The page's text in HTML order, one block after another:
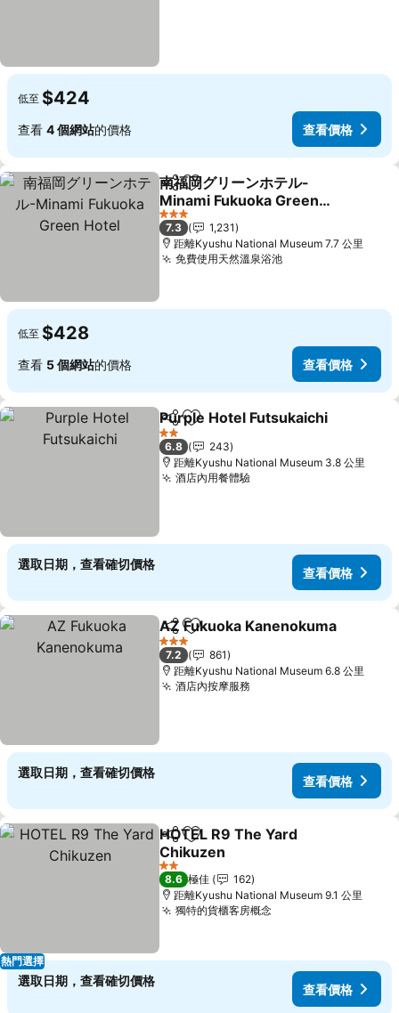
低至 $424
查看 4 個網站的價格 查看價格
分享 放到收藏夾
南福岡グリーンホテル-
Minami Fukuoka Green
Hotel
查看價格
3 星級
7.3
1,231
距離Kyushu National Museum 7.7 公里
免費使用天然溫泉浴池查看價格
低至 $428
查看 5 個網站的價格 查看價格
分享 放到收藏夾
Purple Hotel Futsukaichi
2 星級
6.8
243
距離Kyushu National Museum 3.8 公里
酒店內用餐體驗查看價格
選取日期，查看確切價格
查看價格
分享 放到收藏夾
AZ Fukuoka Kanenokuma
3 星級
7.2
861
距離Kyushu National Museum 6.8 公里
酒店內按摩服務
選取日期，查看確切價格
查看價格
熱門選擇
分享 放到收藏夾
HOTEL R9 The Yard
Chikuzen
查看價格
2 星級
8.6 極佳
162
距離Kyushu National Museum 9.1 公里
獨特的貨櫃客房概念查看價格
選取日期，查看確切價格
查看價格